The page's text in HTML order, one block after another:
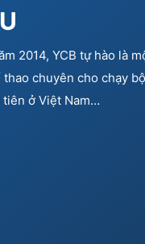
2014, YCB tự hào là
chuyên cho chạy
ở Việt Nam…